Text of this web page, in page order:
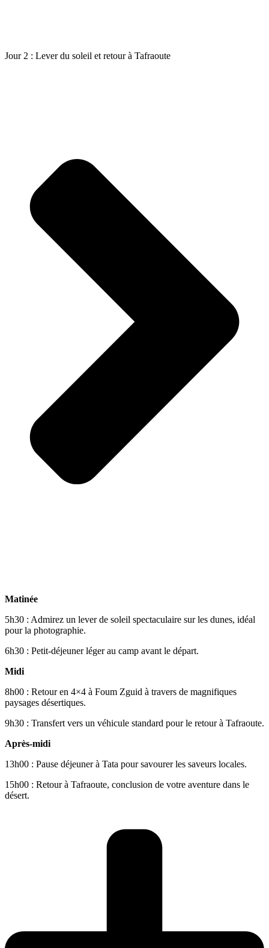
Jour 2 : Lever du soleil et retour à Tafraoute
Matinée
5h30 : Admirez un lever de soleil spectaculaire sur les dunes, idéal
pour la photographie.
6h30 : Petit-déjeuner léger au camp avant le départ.
Midi
8h00 : Retour en 4×4 à Foum Zguid à travers de magnifiques
paysages désertiques.
9h30 : Transfert vers un véhicule standard pour le retour à Tafraoute.
Après-midi
13h00 : Pause déjeuner à Tata pour savourer les saveurs locales.
15h00 : Retour à Tafraoute, conclusion de votre aventure dans le
désert.